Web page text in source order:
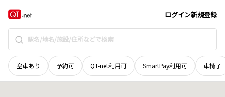
ログイン新規登録
空車あり 予約可 QT-net利用可 SmartPay利用可 車椅子
石川県